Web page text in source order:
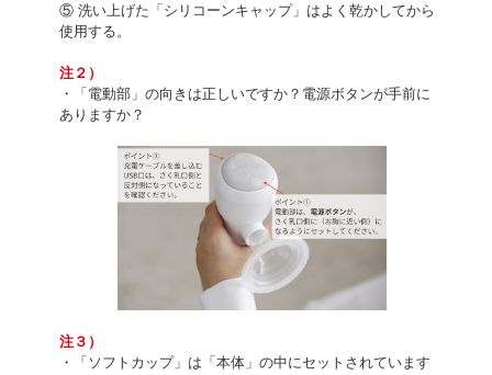
⑤ 洗い上げた「シリコーンキャップ」はよく乾かしてから
使用する。
注２）
・「電動部」の向きは正しいですか？電源ボタンが手前に
ありますか？
注３）
・「ソフトカップ」は「本体」の中にセットされています